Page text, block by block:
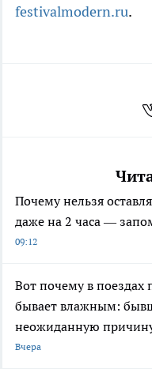
festivalmodern.ru.
Почему нельзя
даже на 2 часа —
09:12
Вот почему в поездах
бывает влажным:
неожиданную
Вчера